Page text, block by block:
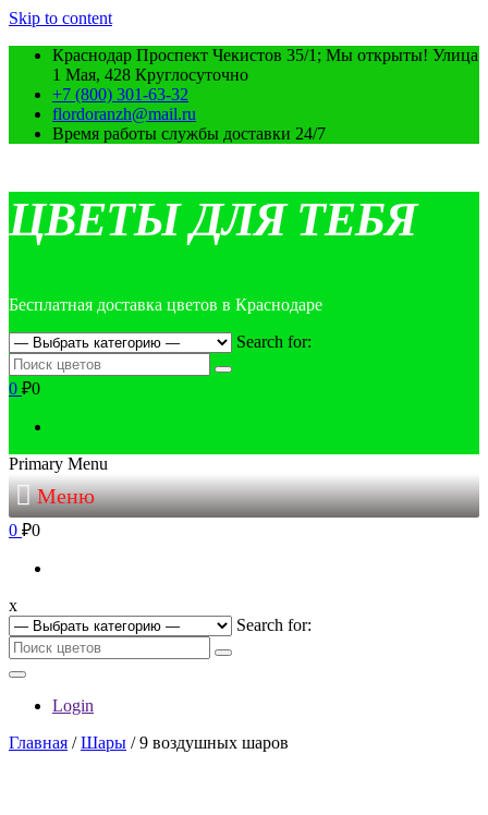
Skip to content
Краснодар Проспект Чекистов 35/1; Мы открыты! Улица
1 Мая, 428 Круглосуточно
+7 (800) 301-63-32
flordoranzh@mail.ru
Время работы службы доставки 24/7
ЦВЕТЫ ДЛЯ ТЕБЯ
Бесплатная доставка цветов в Краснодаре
Search for:
0 ₽0
Primary Menu
Меню
0 ₽0
x
Search for:
Login
Главная /Шары / 9 воздушных шаров